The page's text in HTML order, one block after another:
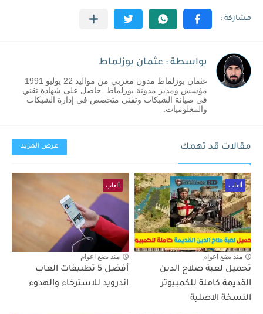
بواسطة : عثمان بوزلماط
عثمان بوزلماط مدون مغربي من مواليد 22 يوليو 1991
مؤسس ومدير مدونة بوزلماط. حاصل على شهادة تقني
في صيانة الشبكات وتقني متخصص في إدارة الشبكات
والمعلوميات.
مقالات قد تهمك عرض المزيد
ألعاب
منذ بضع اعوام
تحميل لعبة صلاح الدين
القديمة كاملة للكمبيوتر
النسخة الاصلية
ألعاب
منذ بضع اعوام
أفضل 5 تطبيقات العاب
اندرويد للاسترخاء والهدوء